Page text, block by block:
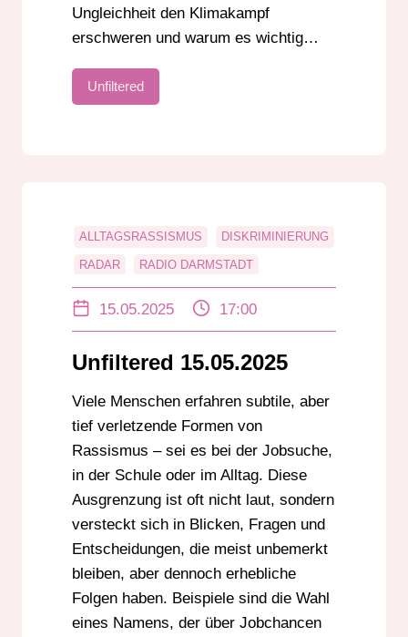
Ungleichheit den Klimakampf
erschweren und warum es wichtig…
Unfiltered
ALLTAGSRASSISMUS DISKRIMINIERUNG
RADAR RADIO DARMSTADT
RASSISMUS
15.05.2025 17:00
Unfiltered 15.05.2025
Viele Menschen erfahren subtile, aber
tief verletzende Formen von
Rassismus – sei es bei der Jobsuche,
in der Schule oder im Alltag. Diese
Ausgrenzung ist oft nicht laut, sondern
versteckt sich in Blicken, Fragen und
Entscheidungen, die meist unbemerkt
bleiben, aber dennoch erhebliche
Folgen haben. Beispiele sind die Wahl
eines Namens, der über Jobchancen